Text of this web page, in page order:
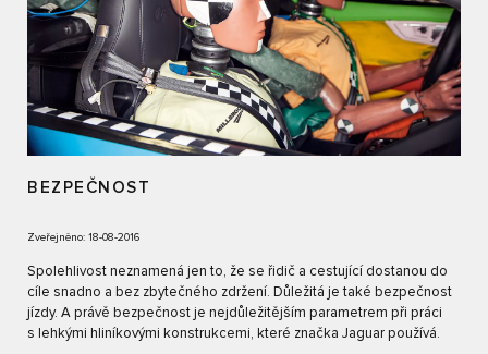
BEZPEČNOST
Zveřejněno: 18-08-2016
Spolehlivost neznamená jen to, že se řidič a cestující dostanou do
cíle snadno a bez zbytečného zdržení. Důležitá je také bezpečnost
jízdy. A právě bezpečnost je nejdůležitějším parametrem při práci
s lehkými hliníkovými konstrukcemi, které značka Jaguar používá.